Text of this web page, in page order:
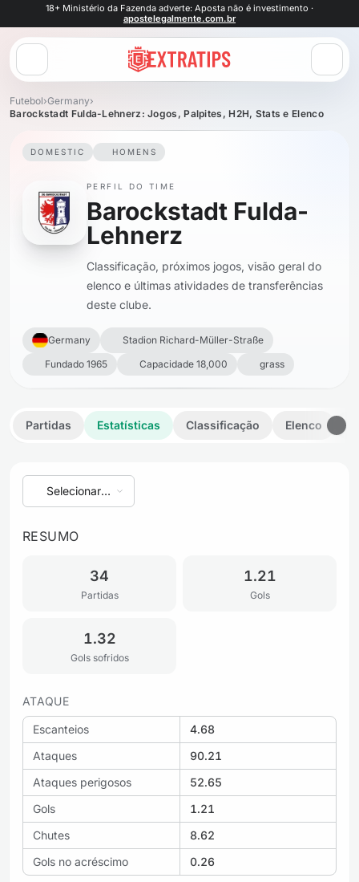
18+ Ministério da Fazenda adverte: Aposta não é investimento ·
apostelegalmente.com.br
Abrir menu
Futebol›Germany›
Barockstadt Fulda-Lehnerz: Jogos, Palpites, H2H, Stats e Elenco
DOMESTIC HOMENS
PERFIL DO TIME
Barockstadt Fulda-
Lehnerz
Classificação, próximos jogos, visão geral do
elenco e últimas atividades de transferências
deste clube.
Germany
Stadion Richard-Müller-Straße
Fundado 1965
Capacidade 18,000 grass
Partidas Estatísticas Classificação Elenco
Selecionar
temporada
RESUMO
34
Partidas
1.21
Gols
1.32
Gols sofridos
ATAQUE
Escanteios
4.68
Ataques
90.21
Ataques perigosos
52.65
Gols
1.21
Chutes
8.62
Gols no acréscimo
0.26